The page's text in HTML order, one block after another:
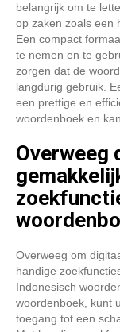
belangrijk om te
op zaken zoals een
Een compact
te nemen en te
zorgen dat de
langdurig gebruik.
een prettige en
woordenboek en
Overweeg
Overweeg om
handige
Indonesisch
woordenboek, kunt
toegang tot een